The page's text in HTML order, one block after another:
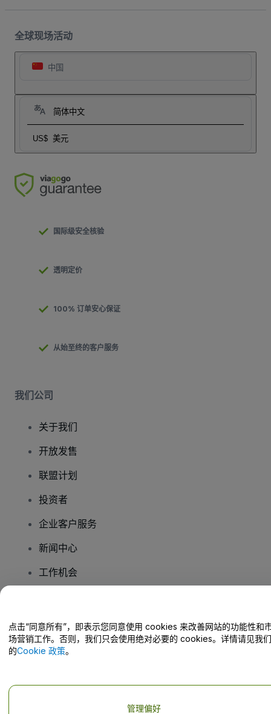
全球现场活动
中国
简体中文
US$ 美元
国际级安全核验
透明定价
100% 订单安心保证
从始至终的客户服务
我们公司
关于我们
开放发售
联盟计划
投资者
企业客户服务
新闻中心
工作机会
帮助中心 / 联系我们
点击“同意所有”，即表示您同意使用 cookies 来改善网站的功能性和
场营销工作。否则，我们只会使用绝对必要的 cookies。详情请见我们
的Cookie 政策。
管理偏好